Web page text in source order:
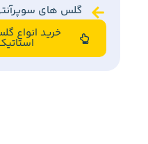
گلس های
خرید انواع